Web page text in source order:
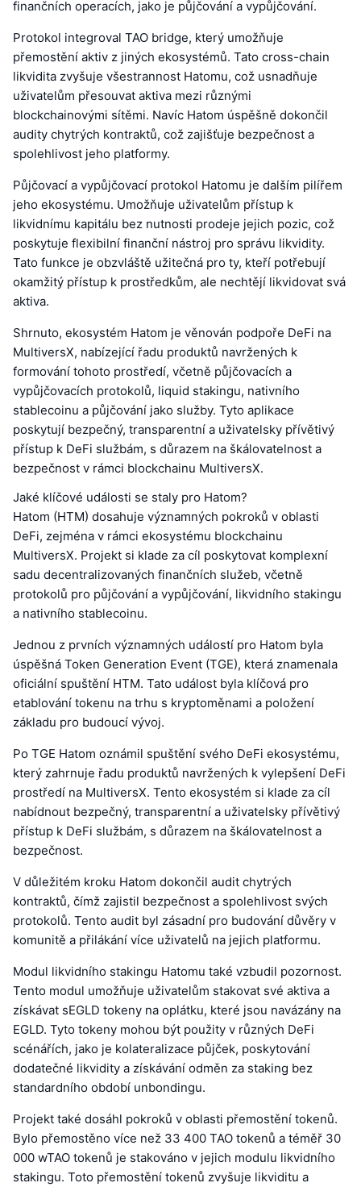
finančních operacích, jako je půjčování a vypůjčování.
Protokol integroval TAO bridge, který umožňuje
přemostění aktiv z jiných ekosystémů. Tato cross-chain
likvidita zvyšuje všestrannost Hatomu, což usnadňuje
uživatelům přesouvat aktiva mezi různými
blockchainovými sítěmi. Navíc Hatom úspěšně dokončil
audity chytrých kontraktů, což zajišťuje bezpečnost a
spolehlivost jeho platformy.
Půjčovací a vypůjčovací protokol Hatomu je dalším pilířem
jeho ekosystému. Umožňuje uživatelům přístup k
likvidnímu kapitálu bez nutnosti prodeje jejich pozic, což
poskytuje flexibilní finanční nástroj pro správu likvidity.
Tato funkce je obzvláště užitečná pro ty, kteří potřebují
okamžitý přístup k prostředkům, ale nechtějí likvidovat svá
aktiva.
Shrnuto, ekosystém Hatom je věnován podpoře DeFi na
MultiversX, nabízející řadu produktů navržených k
formování tohoto prostředí, včetně půjčovacích a
vypůjčovacích protokolů, liquid stakingu, nativního
stablecoinu a půjčování jako služby. Tyto aplikace
poskytují bezpečný, transparentní a uživatelsky přívětivý
přístup k DeFi službám, s důrazem na škálovatelnost a
bezpečnost v rámci blockchainu MultiversX.
Jaké klíčové události se staly pro Hatom?
Hatom (HTM) dosahuje významných pokroků v oblasti
DeFi, zejména v rámci ekosystému blockchainu
MultiversX. Projekt si klade za cíl poskytovat komplexní
sadu decentralizovaných finančních služeb, včetně
protokolů pro půjčování a vypůjčování, likvidního stakingu
a nativního stablecoinu.
Jednou z prvních významných událostí pro Hatom byla
úspěšná Token Generation Event (TGE), která znamenala
oficiální spuštění HTM. Tato událost byla klíčová pro
etablování tokenu na trhu s kryptoměnami a položení
základu pro budoucí vývoj.
Po TGE Hatom oznámil spuštění svého DeFi ekosystému,
který zahrnuje řadu produktů navržených k vylepšení DeFi
prostředí na MultiversX. Tento ekosystém si klade za cíl
nabídnout bezpečný, transparentní a uživatelsky přívětivý
přístup k DeFi službám, s důrazem na škálovatelnost a
bezpečnost.
V důležitém kroku Hatom dokončil audit chytrých
kontraktů, čímž zajistil bezpečnost a spolehlivost svých
protokolů. Tento audit byl zásadní pro budování důvěry v
komunitě a přilákání více uživatelů na jejich platformu.
Modul likvidního stakingu Hatomu také vzbudil pozornost.
Tento modul umožňuje uživatelům stakovat své aktiva a
získávat sEGLD tokeny na oplátku, které jsou navázány na
EGLD. Tyto tokeny mohou být použity v různých DeFi
scénářích, jako je kolateralizace půjček, poskytování
dodatečné likvidity a získávání odměn za staking bez
standardního období unbondingu.
Projekt také dosáhl pokroků v oblasti přemostění tokenů.
Bylo přemostěno více než 33 400 TAO tokenů a téměř 30
000 wTAO tokenů je stakováno v jejich modulu likvidního
stakingu. Toto přemostění tokenů zvyšuje likviditu a